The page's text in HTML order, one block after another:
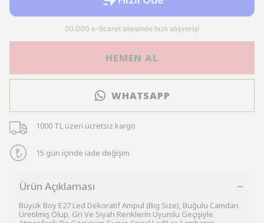
HEMEN AL
WHATSAPP
1000 TL üzeri ücretsiz kargo
15 gün içinde iade değişim
Ürün Açıklaması
Büyük Boy E27 Led Dekoratif Ampul (Big Size), Buğulu Camdan
Üretilmiş Olup, Gri Ve Siyah Renklerin Uyumlu Geçişiyle